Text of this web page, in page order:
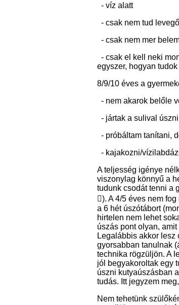
- víz alatt
- csak nem tud
- csak nem mer
- csak el kell neki
egyszer, hogyan
8/9/10 éves a
- nem akarok belőle
- jártak a sulival
- próbáltam tanítani,
- kajakozni/
A teljesség igénye
viszonylag könnyű a
tudunk csodát tenni a
). A 4/5 éves nem
a 6 hét úszótábort
hirtelen nem lehet
úszás pont olyan,
Legalábbis akkor
gyorsabban tanulnak
technika rögzüljön. A
jól begyakoroltak egy
úszni kutyaúszásban
tudás. Itt jegyzem
Nem tehetünk